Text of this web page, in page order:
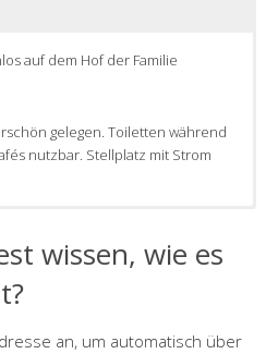
auf dem Hof der Familie
gelegen. Toiletten während
nutzbar. Stellplatz mit Strom
wissen, wie es
an, um automatisch über